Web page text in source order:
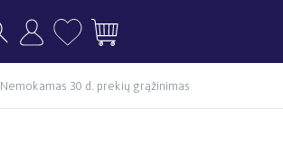
Nemokamas 30 d. prekių grąžinimas